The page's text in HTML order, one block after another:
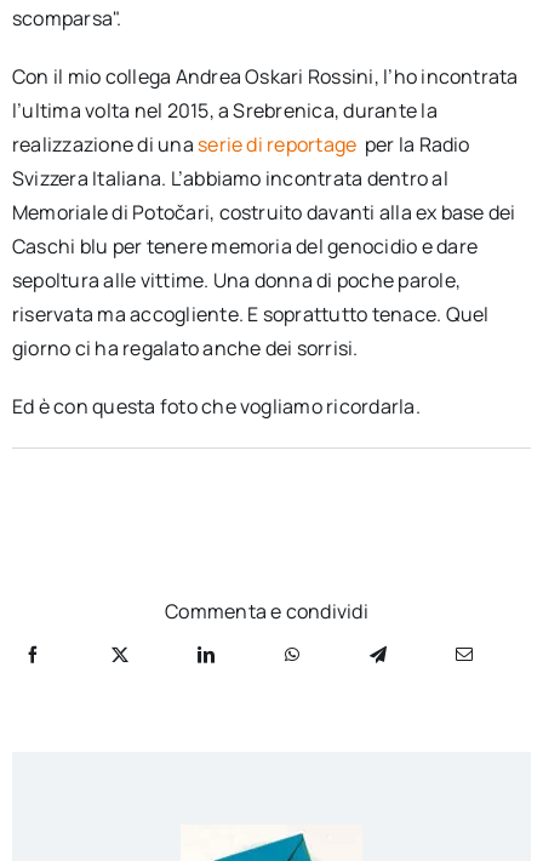
scomparsa".
Con il mio collega Andrea Oskari Rossini, l’ho incontrata
l’ultima volta nel 2015, a Srebrenica, durante la
realizzazione di una serie di reportage per la Radio
Svizzera Italiana. L’abbiamo incontrata dentro al
Memoriale di Potočari, costruito davanti alla ex base dei
Caschi blu per tenere memoria del genocidio e dare
sepoltura alle vittime. Una donna di poche parole,
riservata ma accogliente. E soprattutto tenace. Quel
giorno ci ha regalato anche dei sorrisi.
Ed è con questa foto che vogliamo ricordarla.
Commenta e condividi